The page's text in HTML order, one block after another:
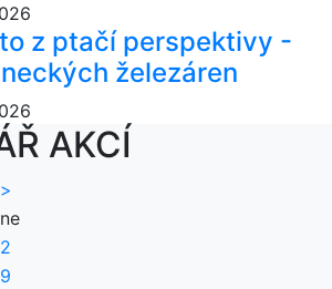
z ptačí perspektivy -
železáren
AKCÍ
>
ne
2
9